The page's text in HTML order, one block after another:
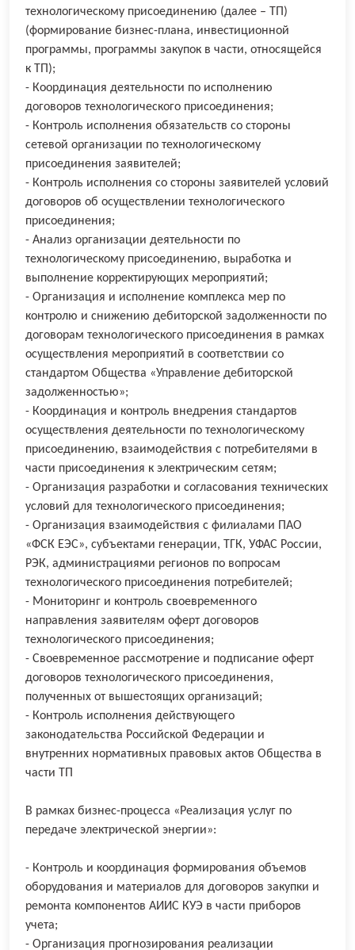
технологическому присоединению (далее – ТП)
(формирование бизнес-плана, инвестиционной
программы, программы закупок в части, относящейся
к ТП);
- Координация деятельности по исполнению
договоров технологического присоединения;
- Контроль исполнения обязательств со стороны
сетевой организации по технологическому
присоединения заявителей;
- Контроль исполнения со стороны заявителей условий
договоров об осуществлении технологического
присоединения;
- Анализ организации деятельности по
технологическому присоединению, выработка и
выполнение корректирующих мероприятий;
- Организация и исполнение комплекса мер по
контролю и снижению дебиторской задолженности по
договорам технологического присоединения в рамках
осуществления мероприятий в соответствии со
стандартом Общества «Управление дебиторской
задолженностью»;
- Координация и контроль внедрения стандартов
осуществления деятельности по технологическому
присоединению, взаимодействия с потребителями в
части присоединения к электрическим сетям;
- Организация разработки и согласования технических
условий для технологического присоединения;
- Организация взаимодействия с филиалами ПАО
«ФСК ЕЭС», субъектами генерации, ТГК, УФАС России,
РЭК, администрациями регионов по вопросам
технологического присоединения потребителей;
- Мониторинг и контроль своевременного
направления заявителям оферт договоров
технологического присоединения;
- Своевременное рассмотрение и подписание оферт
договоров технологического присоединения,
полученных от вышестоящих организаций;
- Контроль исполнения действующего
законодательства Российской Федерации и
внутренних нормативных правовых актов Общества в
части ТП
В рамках бизнес-процесса «Реализация услуг по
передаче электрической энергии»:
- Контроль и координация формирования объемов
оборудования и материалов для договоров закупки и
ремонта компонентов АИИС КУЭ в части приборов
учета;
- Организация прогнозирования реализации